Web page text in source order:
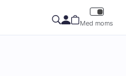
Med moms